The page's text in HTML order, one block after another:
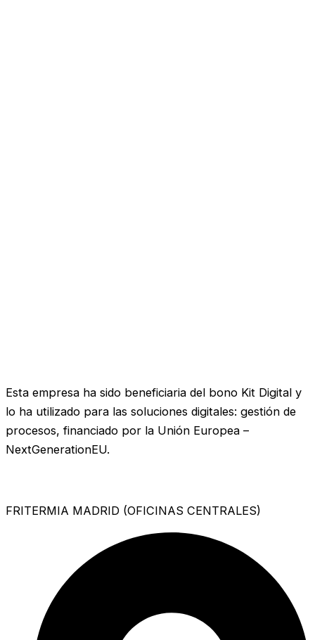
Esta empresa ha sido beneficiaria del bono Kit Digital y
lo ha utilizado para las soluciones digitales: gestión de
procesos, financiado por la Unión Europea –
NextGenerationEU.
FRITERMIA MADRID (OFICINAS CENTRALES)